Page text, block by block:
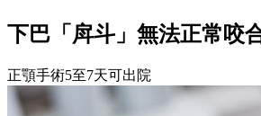
下巴「戽斗」無法正常咬
正顎手術5至7天可出院